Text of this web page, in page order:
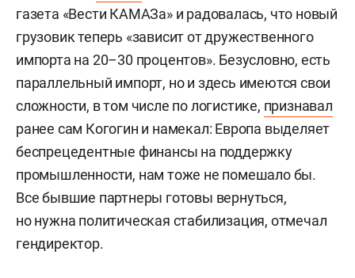
газета «Вести КАМАЗа» и радовалась, что новый
грузовик теперь «зависит от дружественного
импорта на 20–30 процентов». Безусловно, есть
параллельный импорт, но и здесь имеются свои
сложности, в том числе по логистике, признавал
ранее сам Когогин и намекал: Европа выделяет
беспрецедентные финансы на поддержку
промышленности, нам тоже не помешало бы.
Все бывшие партнеры готовы вернуться,
но нужна политическая стабилизация, отмечал
гендиректор.